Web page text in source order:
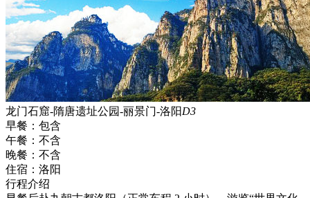
龙门石窟-隋唐遗址公园-丽景门-洛阳D3
早餐： 包含
午餐： 不含
晚餐： 不含
住宿： 洛阳
行程介绍